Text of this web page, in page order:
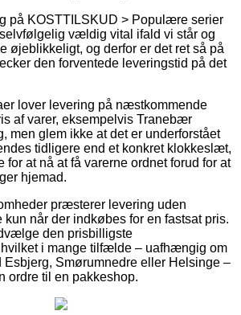
på KOSTTILSKUD > Populære serier
vældig vital ifald vi står og
øjeblikkeligt, og derfor er det ret så på
den forventede leveringstid på det
lover levering på næstkommende
af varer, eksempelvis Tranebær
men glem ikke at det er underforstået
tidligere end et konkret klokkeslæt,
for at nå at få varerne ordnet forud for at
hjemad.
præsterer levering uden
kun når der indkøbes for en fastsat pris.
den prisbilligste
hvilket i mange tilfælde – uafhængig om
Esbjerg, Smørumnedre eller Helsinge –
ordre til en pakkeshop.